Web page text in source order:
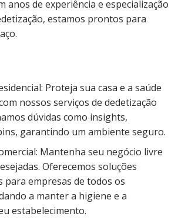
anos de experiência e especialização
estamos prontos para
Proteja sua casa e a saúde
nossos serviços de dedetização
dúvidas como insights,
garantindo um ambiente seguro.
Mantenha seu negócio livre
Oferecemos soluções
para empresas de todos os
a manter a higiene e a
estabelecimento.